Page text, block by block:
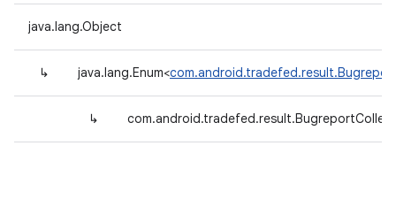
java.lang.Object
↳ java.lang.Enum<
↳